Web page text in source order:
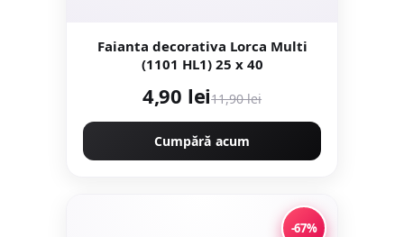
Faianta decorativa Lorca Multi
(1101 HL1) 25 x 40
4,90 lei11,90 lei
Cumpără acum
-67%